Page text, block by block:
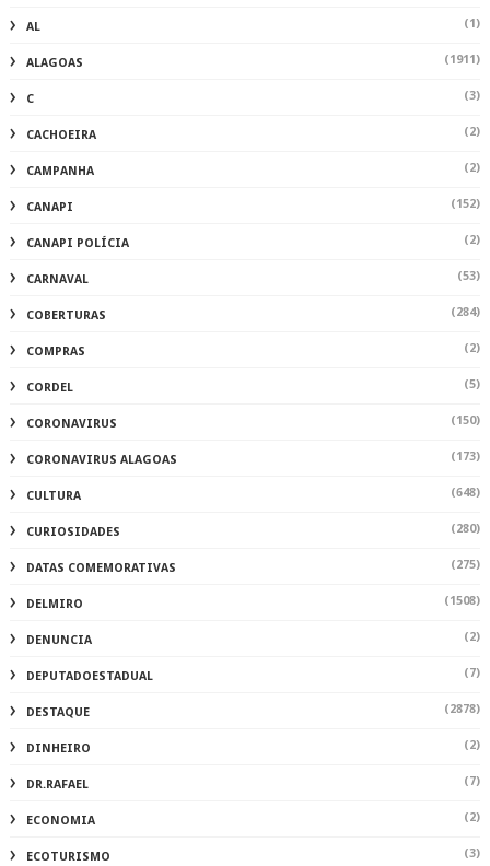
AL (1)
ALAGOAS (1911)
C (3)
CACHOEIRA (2)
CAMPANHA (2)
CANAPI (152)
CANAPI POLÍCIA (2)
CARNAVAL (53)
COBERTURAS (284)
COMPRAS (2)
CORDEL (5)
CORONAVIRUS (150)
CORONAVIRUS ALAGOAS (173)
CULTURA (648)
CURIOSIDADES (280)
DATAS COMEMORATIVAS (275)
DELMIRO (1508)
DENUNCIA (2)
DEPUTADOESTADUAL (7)
DESTAQUE (2878)
DINHEIRO (2)
DR.RAFAEL (7)
ECONOMIA (2)
ECOTURISMO (3)